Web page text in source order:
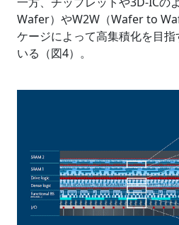
Wafer）やW2W（Wafer to
ケージによって高集積化を目
いる（図4）。